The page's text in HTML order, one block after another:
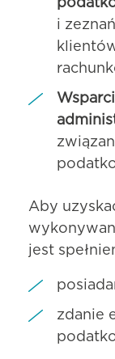
i
Aby
jest
zdanie